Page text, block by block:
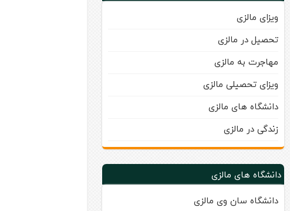
ویزای مالزی
تحصیل در مالزی
مهاجرت به مالزی
ویزای تحصیلی مالزی
دانشگاه های مالزی
زندگی در مالزی
دانشگاه های مالزی
دانشگاه سان وی مالزی